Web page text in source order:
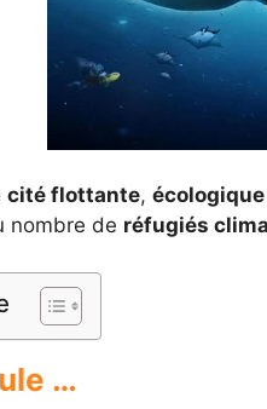
cité flottante, écologique
nombre de réfugiés
…